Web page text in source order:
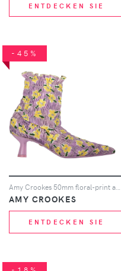
ENTDECKEN SIE
-45%
Amy Crookes 50mm floral-print ankle boots - Violett
AMY CROOKES
ENTDECKEN SIE